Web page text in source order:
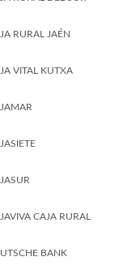
RURAL JAÉN
VITAL KUTXA
CAJA RURAL
BANK